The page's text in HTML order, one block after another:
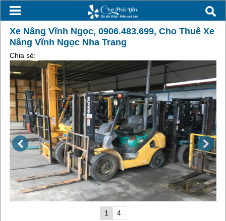
Xe Nâng Vĩnh Ngọc, 0906.483.699, Cho Thuê Xe
Nâng Vĩnh Ngọc Nha Trang
Chia sẻ:
1 4